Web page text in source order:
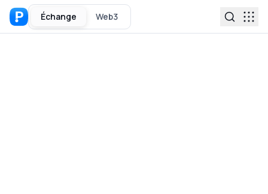
Échange Web3